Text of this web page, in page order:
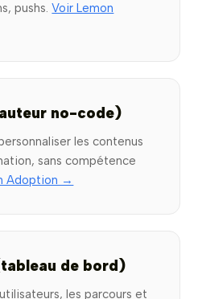
pushs.Voir Lemon
no-code)
les contenus
sans compétence
Adoption →
de bord)
les parcours et